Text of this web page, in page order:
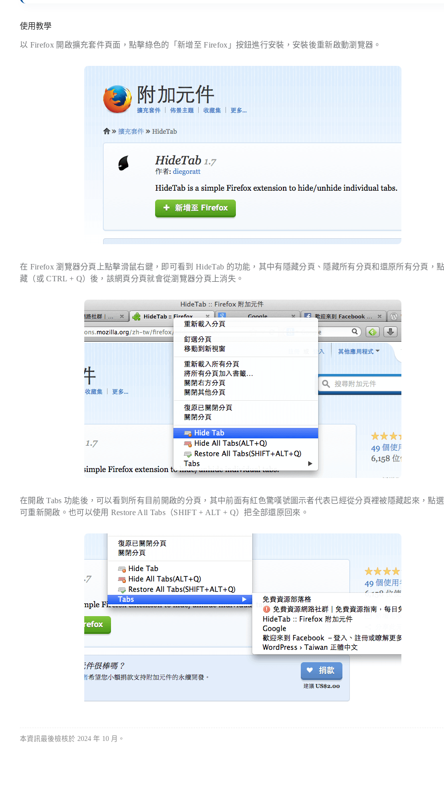
使用教學
以 Firefox 開啟擴充套件頁面，點擊綠色的「新增至 Firefox」按鈕進行安裝，安裝後重新啟動瀏覽器。
在 Firefox 瀏覽器分頁上點擊滑鼠右鍵，即可看到 HideTab 的功能，其中有隱藏分頁、隱藏所有分頁和還原所有分頁，
藏（或 CTRL + Q）後，該網頁分頁就會從瀏覽器分頁上消失。
在開啟 Tabs 功能後，可以看到所有目前開啟的分頁，其中前面有紅色驚嘆號圖示者代表已經從分頁裡被隱藏起來，點
可重新開啟。也可以使用 Restore All Tabs（SHIFT + ALT + Q）把全部還原回來。
本資訊最後檢核於 2024 年 10 月。